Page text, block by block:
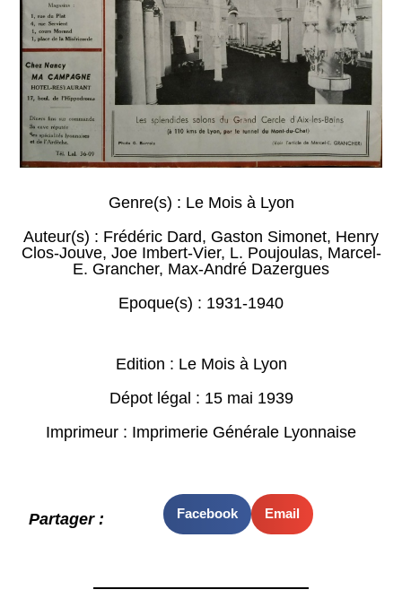
Genre(s) : Le Mois à Lyon
Auteur(s) : Frédéric Dard, Gaston Simonet, Henry
Clos-Jouve, Joe Imbert-Vier, L. Poujoulas, Marcel-
E. Grancher, Max-André Dazergues
Epoque(s) : 1931-1940
Edition : Le Mois à Lyon
Dépot légal : 15 mai 1939
Imprimeur : Imprimerie Générale Lyonnaise
Partager : Facebook Email